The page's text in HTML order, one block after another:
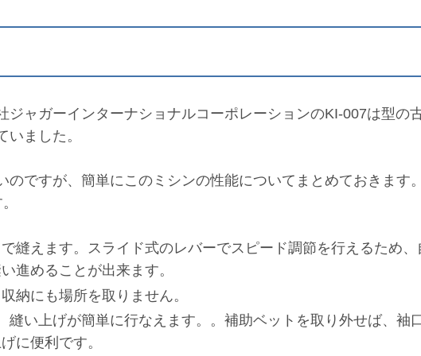
ジャガーインターナショナルコーポレーションのKI-007は型の
ました。
のですが、簡単にこのミシンの性能についてまとめておきます
縫えます。スライド式のレバーでスピード調節を行えるため、
進めることが出来ます。
納にも場所を取りません。
縫い上げが簡単に行なえます。。補助ベットを取り外せば、袖
に便利です。